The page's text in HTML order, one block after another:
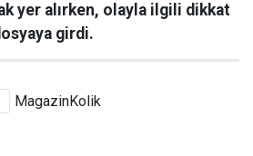
yer alırken, olayla ilgili dikkat
girdi.
MagazinKolik